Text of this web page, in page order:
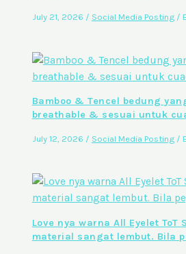
July 21, 2026 / Social Media Posting/
Bamboo & Tencel bedung
breathable & sesuai untuk
July 12, 2026 / Social Media Posting/
Love nya warna All Eyelet ToT
material sangat lembut. Bila